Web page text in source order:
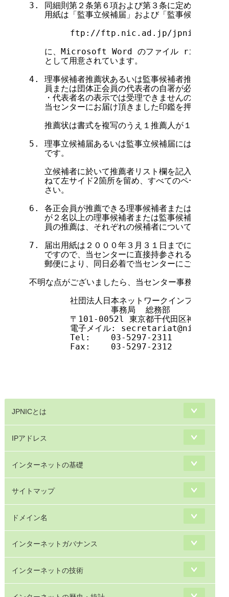
3. 同細則第２条第６項および第３条に定める監事候
用紙は「監事立候補届」および「監事候補者推薦
ftp://ftp.nic.ad.jp/jpnic/
に、Microsoft Word のファイル
   として用意されています。
4. 理事候補者推薦状あるいは監事候補者推薦状には
員または団体正会員の代表者の自署が必要です。
・代表者名の表示では受理できませんのでご注意
当センターにお届け頂きました印鑑を押捺してく
推薦状は書式を複写のうえ１推薦人が１枚の用紙
5. 理事立候補届あるいは監事立候補届には、立候補
   です。
立候補者に於いて推薦者リスト欄を記入し、推薦
ねて左サイド2箇所を留め、すべてのページに立
   さい。
6. 各正会員が推薦できる理事候補者または監事候補
が２名以上の理事候補者または監事候補者を推薦
員の推薦は、それぞれの候補者について無効とな
7. 届出用紙は２０００年３月３１日までにご提出下
ですので、当センターに直接持参されるか、郵送
郵便により、同日必着で当センターにご提出下さ
不明な点がございましたら、当センター事務局総務
社団法人日本ネットワークインフォメーシ
                事務局  総務部
〒101-0052l 東京都千代田区神田小川
        電子メイル: secretariat@nic
        Tel:    03-5297-2311
        Fax:    03-5297-2312
JPNICとは
IPアドレス
インターネットの基礎
サイトマップ
ドメイン名
インターネットガバナンス
インターネットの技術